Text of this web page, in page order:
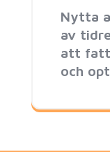
Nytta
av
att
och